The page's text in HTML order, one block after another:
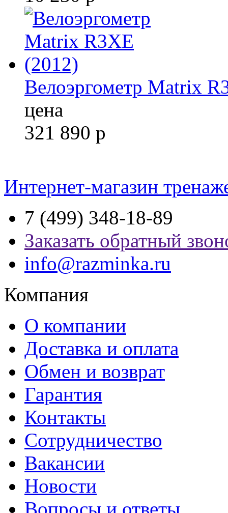
Велоэргометр Matrix
цена
321 890 р
Интернет-магазин
7 (499) 348-18-89
Заказать обратный
info@razminka.ru
Компания
О компании
Доставка и оплата
Обмен и возврат
Гарантия
Контакты
Сотрудничество
Вакансии
Новости